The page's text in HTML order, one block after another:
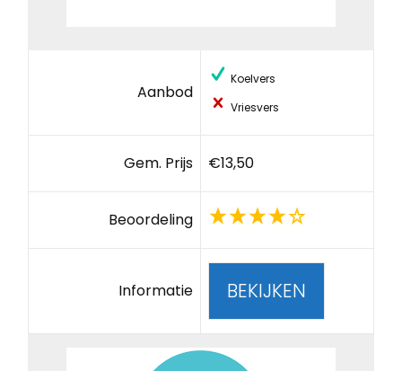
Aanbod
Koelvers
Vriesvers
Gem. Prijs €13,50
Beoordeling
Informatie BEKIJKEN